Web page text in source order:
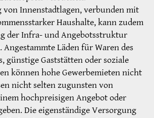
Innenstadtlagen, verbunden mit
Haushalte, kann zudem
der Infra- und Angebotsstruktur
Angestammte Läden für Waren des
günstige Gaststätten oder soziale
können hohe Gewerbemieten nicht
nicht selten zugunsten von
hochpreisigen Angebot oder
Die eigenständige Versorgung